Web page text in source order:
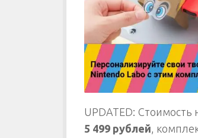
UPDATED: Стоимость
5 499 рублей ,